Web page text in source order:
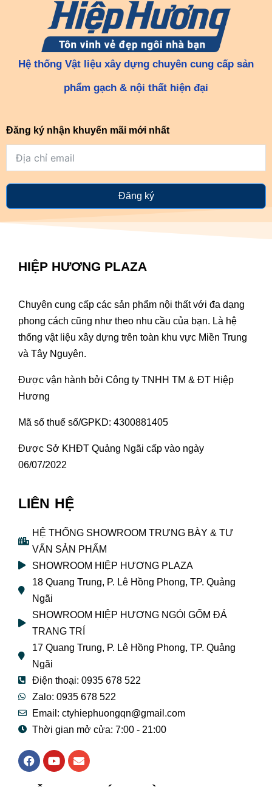
Hệ thống Vật liệu xây dựng chuyên cung cấp sản
phẩm gạch & nội thất hiện đại
Đăng ký nhận khuyến mãi mới nhất
Đăng ký
HIỆP HƯƠNG PLAZA
Chuyên cung cấp các sản phẩm nội thất với đa dạng
phong cách cũng như theo nhu cầu của bạn. Là hệ
thống vật liệu xây dựng trên toàn khu vực Miền Trung
và Tây Nguyên.
Được vận hành bởi Công ty TNHH TM & ĐT Hiệp
Hương
Mã số thuế số/GPKD: 4300881405
Được Sở KHĐT Quảng Ngãi cấp vào ngày
06/07/2022
LIÊN HỆ
HỆ THỐNG SHOWROOM TRƯNG BÀY & TƯ
VẤN SẢN PHẨM
SHOWROOM HIỆP HƯƠNG PLAZA
18 Quang Trung, P. Lê Hồng Phong, TP. Quảng
Ngãi
SHOWROOM HIỆP HƯƠNG NGÓI GỐM ĐÁ
TRANG TRÍ
17 Quang Trung, P. Lê Hồng Phong, TP. Quảng
Ngãi
Điện thoại: 0935 678 522
Zalo: 0935 678 522
Email: ctyhiephuongqn@gmail.com
Thời gian mở cửa: 7:00 - 21:00
F
a
Y
o
E
n